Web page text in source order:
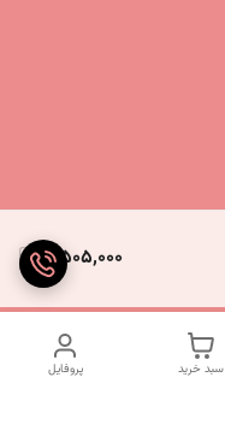
5,505,000
پروفایل سبد خرید